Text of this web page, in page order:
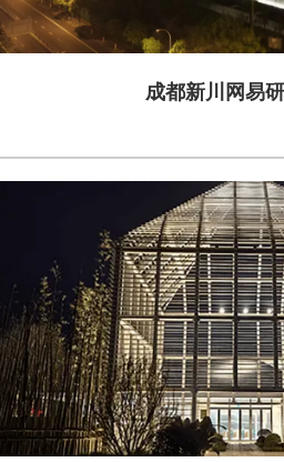
成都新川网易